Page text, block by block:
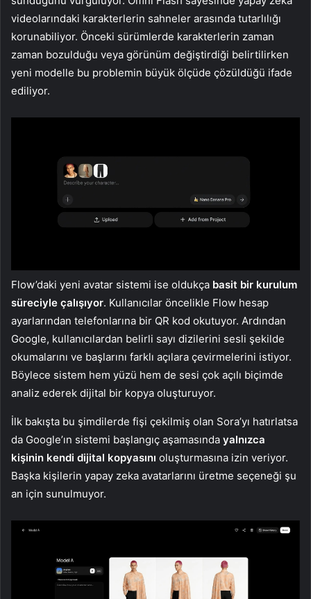
videolarındaki karakterlerin sahneler arasında tutarlılığı
korunabiliyor. Önceki sürümlerde karakterlerin zaman
zaman bozulduğu veya görünüm değiştirdiği belirtilirken
yeni modelle bu problemin büyük ölçüde çözüldüğü ifade
ediliyor.
Flow’daki yeni avatar sistemi ise oldukça basit bir kurulum
süreciyle çalışıyor. Kullanıcılar öncelikle Flow hesap
ayarlarından telefonlarına bir QR kod okutuyor. Ardından
Google, kullanıcılardan belirli sayı dizilerini sesli şekilde
okumalarını ve başlarını farklı açılara çevirmelerini istiyor.
Böylece sistem hem yüzü hem de sesi çok açılı biçimde
analiz ederek dijital bir kopya oluşturuyor.
İlk bakışta bu şimdilerde fişi çekilmiş olan Sora’yı hatırlatsa
da Google’ın sistemi başlangıç aşamasında yalnızca
kişinin kendi dijital kopyasını oluşturmasına izin veriyor.
Başka kişilerin yapay zeka avatarlarını üretme seçeneği şu
an için sunulmuyor.